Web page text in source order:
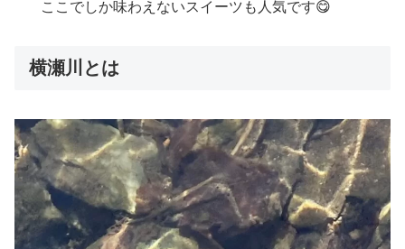
ここでしか味わえないスイーツも人気です😋
横瀬川とは